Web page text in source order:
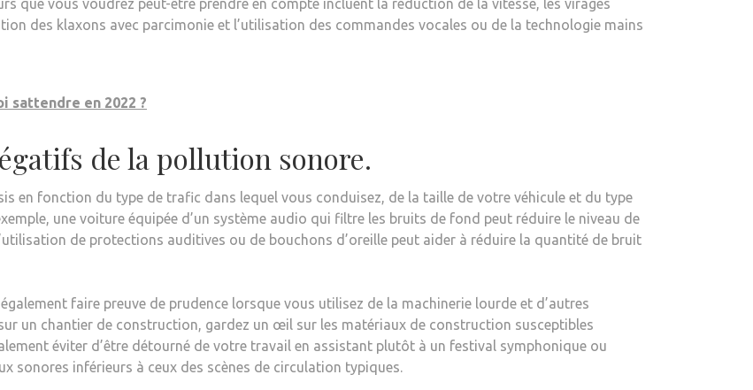
que vous voudrez peut-être prendre en compte incluent la réduction de la vitesse, les virages
des klaxons avec parcimonie et l’utilisation des commandes vocales ou de la technologie mains
sattendre en 2022 ?
de la pollution sonore.
en fonction du type de trafic dans lequel vous conduisez, de la taille de votre véhicule et du type
une voiture équipée d’un système audio qui filtre les bruits de fond peut réduire le niveau de
de protections auditives ou de bouchons d’oreille peut aider à réduire la quantité de bruit
faire preuve de prudence lorsque vous utilisez de la machinerie lourde et d’autres
un chantier de construction, gardez un œil sur les matériaux de construction susceptibles
éviter d’être détourné de votre travail en assistant plutôt à un festival symphonique ou
sonores inférieurs à ceux des scènes de circulation typiques.